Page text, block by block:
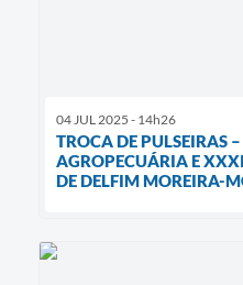
04 JUL 2025 - 14h26
TROCA DE PULSEIRAS
AGROPECUÁRIA E
DE DELFIM MOREIRA-